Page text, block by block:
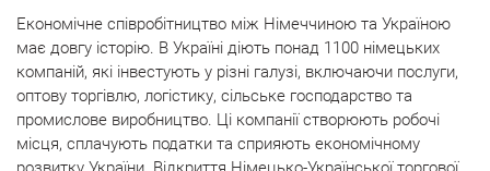
Економічне співробітництво між Німеччиною та Україною
має довгу історію. В Україні діють понад 1100 німецьких
компаній, які інвестують у різні галузі, включаючи послуги,
оптову торгівлю, логістику, сільське господарство та
промислове виробництво. Ці компанії створюють робочі
місця, сплачують податки та сприяють економічному